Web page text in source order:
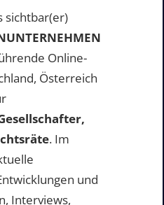
sichtbar(er)
Online-
Österreich
. Im
und
Interviews,